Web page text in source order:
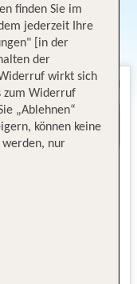
finden Sie im
jederzeit Ihre
[in der
der
wirkt sich
zum Widerruf
„Ablehnen“
können keine
nur